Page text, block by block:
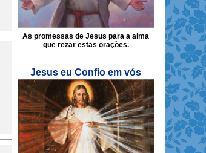
As promessas de Jesus para a alma
que rezar estas orações.
Jesus eu Confio em vós